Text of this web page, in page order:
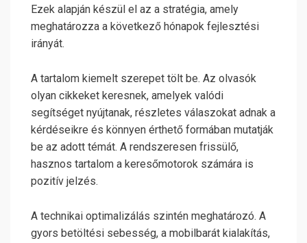
Ezek alapján készül el az a stratégia, amely
meghatározza a következő hónapok fejlesztési
irányát.
A tartalom kiemelt szerepet tölt be. Az olvasók
olyan cikkeket keresnek, amelyek valódi
segítséget nyújtanak, részletes válaszokat adnak a
kérdéseikre és könnyen érthető formában mutatják
be az adott témát. A rendszeresen frissülő,
hasznos tartalom a keresőmotorok számára is
pozitív jelzés.
A technikai optimalizálás szintén meghatározó. A
gyors betöltési sebesség, a mobilbarát kialakítás,